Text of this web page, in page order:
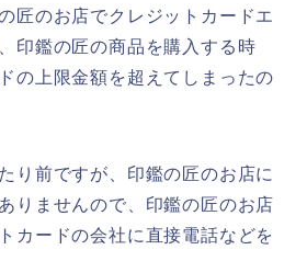
匠のお店でクレジットカードエ
印鑑の匠の商品を購入する時
の上限金額を超えてしまったの
り前ですが、印鑑の匠のお店に
りませんので、印鑑の匠のお店
カードの会社に直接電話などを